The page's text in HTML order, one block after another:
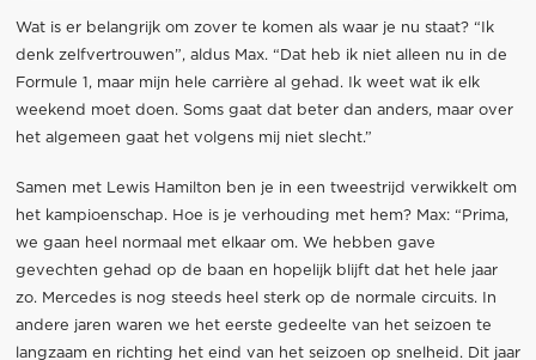
Wat is er belangrijk om zover te komen als waar je nu staat? “Ik
denk zelfvertrouwen”, aldus Max. “Dat heb ik niet alleen nu in de
Formule 1, maar mijn hele carrière al gehad. Ik weet wat ik elk
weekend moet doen. Soms gaat dat beter dan anders, maar over
het algemeen gaat het volgens mij niet slecht.”
Samen met Lewis Hamilton ben je in een tweestrijd verwikkelt om
het kampioenschap. Hoe is je verhouding met hem? Max: “Prima,
we gaan heel normaal met elkaar om. We hebben gave
gevechten gehad op de baan en hopelijk blijft dat het hele jaar
zo. Mercedes is nog steeds heel sterk op de normale circuits. In
andere jaren waren we het eerste gedeelte van het seizoen te
langzaam en richting het eind van het seizoen op snelheid. Dit jaar